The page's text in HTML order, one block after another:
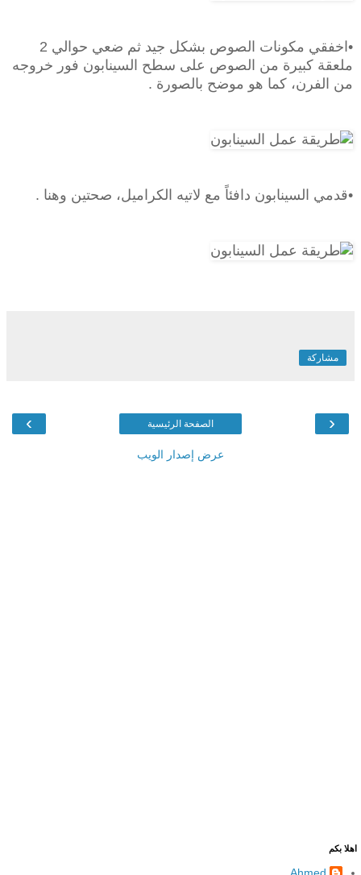
•اخفقي مكونات الصوص بشكل جيد ثم ضعي حوالي 2
ملعقة كبيرة من الصوص على سطح السينابون فور خروجه
من الفرن، كما هو موضح بالصورة .
•قدمي السينابون دافئاً مع لاتيه الكراميل، صحتين وهنا .
مشاركة
‹
› الصفحة الرئيسية
عرض إصدار الويب
اهلا بكم
Ahmed